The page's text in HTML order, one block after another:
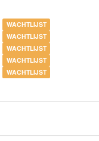
WACHTLIJST
WACHTLIJST
WACHTLIJST
WACHTLIJST
WACHTLIJST